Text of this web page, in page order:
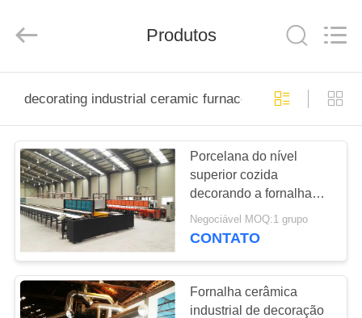
CASA
PRODUTOS
VÍDEOS
SOBRE
NÓS
Produtos
decorating industrial ceramic furnace
Porcelana do nível
superior cozida
decorando a fornalha
cerâmica industrial
Negociável MOQ:1 grupo
CONTATO
Fornalha cerâmica
industrial de decoração